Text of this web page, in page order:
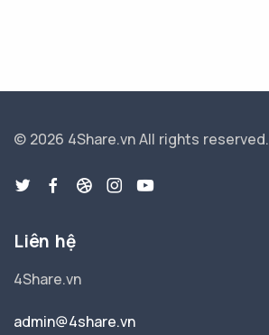
© 2026 4Share.vnAll rights reserved.
Liên hệ
4Share.vn
admin@4share.vn